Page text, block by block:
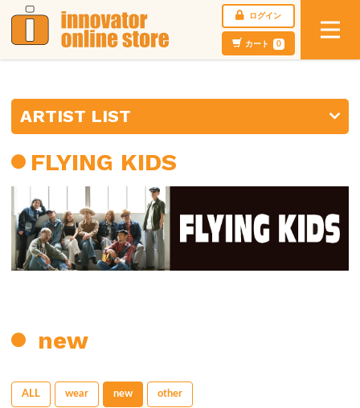
ログイン
カート 0
ARTIST LIST
FLYING KIDS
new
ALL wear new other